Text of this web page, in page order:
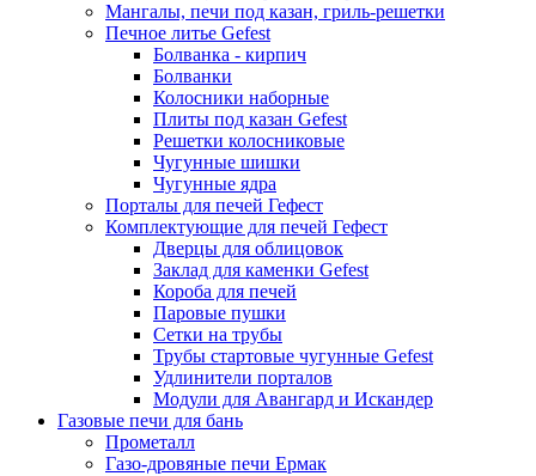
Мангалы, печи под казан, гриль-решетки
Печное литье Gefest
Болванка - кирпич
Болванки
Колосники наборные
Плиты под казан Gefest
Решетки колосниковые
Чугунные шишки
Чугунные ядра
Порталы для печей Гефест
Комплектующие для печей Гефест
Дверцы для облицовок
Заклад для каменки Gefest
Короба для печей
Паровые пушки
Сетки на трубы
Трубы стартовые чугунные Gefest
Удлинители порталов
Модули для Авангард и Искандер
Газовые печи для бань
Прометалл
Газо-дровяные печи Ермак